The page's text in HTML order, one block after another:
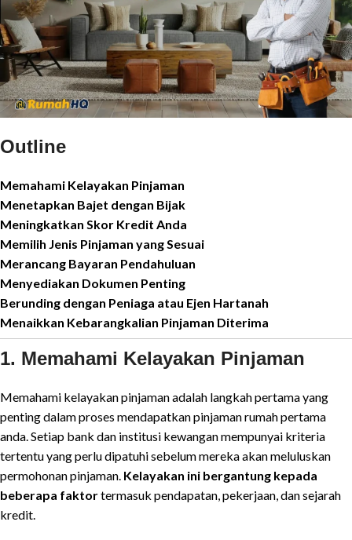
Outline
Memahami Kelayakan Pinjaman
Menetapkan Bajet dengan Bijak
Meningkatkan Skor Kredit Anda
Memilih Jenis Pinjaman yang Sesuai
Merancang Bayaran Pendahuluan
Menyediakan Dokumen Penting
Berunding dengan Peniaga atau Ejen Hartanah
Menaikkan Kebarangkalian Pinjaman Diterima
1. Memahami Kelayakan Pinjaman
Memahami kelayakan pinjaman adalah langkah pertama yang
penting dalam proses mendapatkan pinjaman rumah pertama
anda. Setiap bank dan institusi kewangan mempunyai kriteria
tertentu yang perlu dipatuhi sebelum mereka akan meluluskan
permohonan pinjaman. Kelayakan ini bergantung kepada
beberapa faktortermasuk pendapatan, pekerjaan, dan sejarah
kredit.